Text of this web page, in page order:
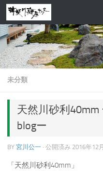
コンテンツへスキップ
未分類
天然川砂利
blogー
BY 宮川公一 · 公開済み 2016年12
「天然川砂利40mm」